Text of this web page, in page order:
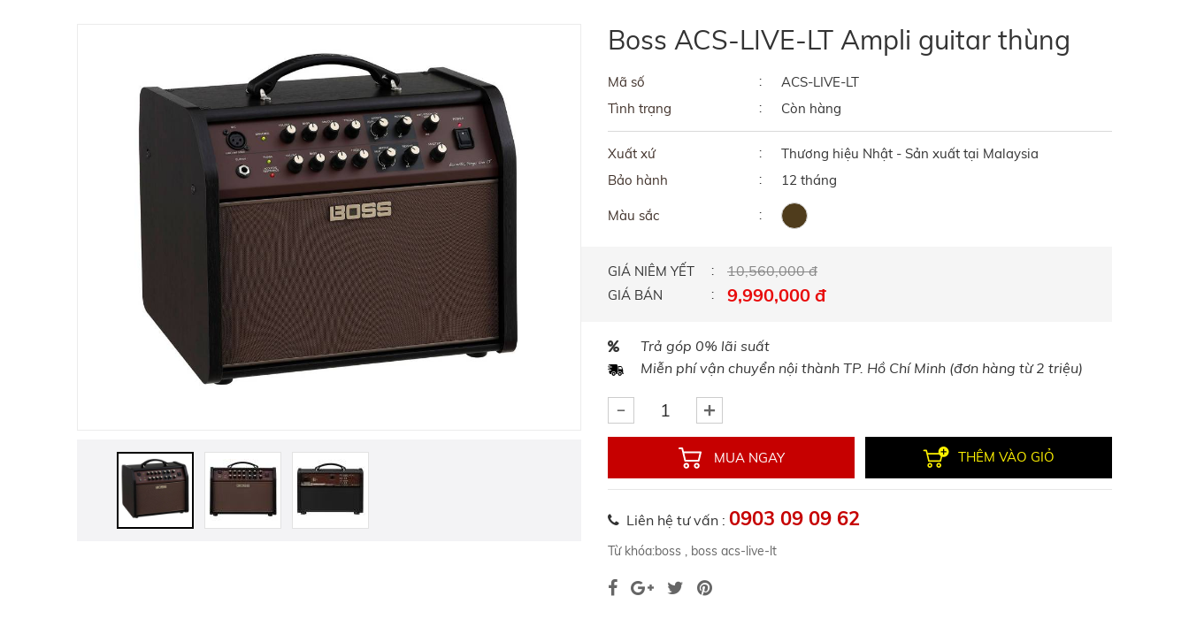
Boss ACS-LIVE-LT Ampli guitar thùng
Mã số
ACS-LIVE-LT
Tình trạng
Còn hàng
Xuất xứ
Thương hiệu Nhật - Sản xuất tại Malaysia
Bảo hành
12 tháng
Màu sắc
GIÁ NIÊM YẾT 10,560,000 đ
GIÁ BÁN 9,990,000 đ
Trả góp 0% lãi suất
Miễn phí vận chuyển nội thành TP. Hồ Chí Minh (đơn hàng từ 2 triệu)
MUA NGAY THÊM VÀO GIỎ
Liên hệ tư vấn : 0903 09 09 62
Từ khóa:boss , boss acs-live-lt